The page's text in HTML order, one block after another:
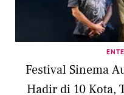
Festival Sinema
Hadir di 10 Kota,